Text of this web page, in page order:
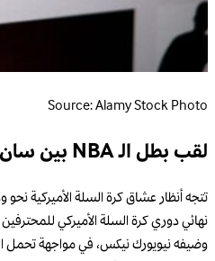
Source: Alamy Stock Photo
لقب بطل الـ NBA بين سان أنتونيو ونيويورك
تتجه أنظار عشاق كرة السلة الأميركية
وضيفه نيويورك نيكس، في مواجهة تحمل